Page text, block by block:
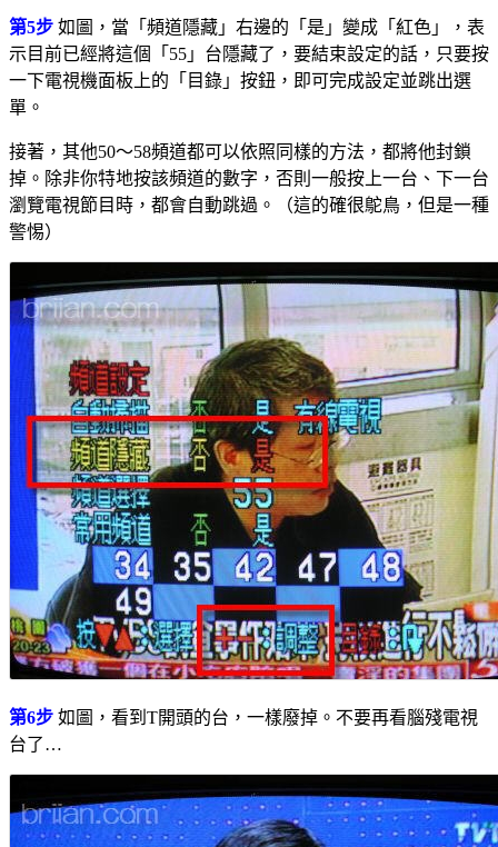
第5步 如圖，當「頻道隱藏」右邊的「是」變成「紅色」，表
示目前已經將這個「55」台隱藏了，要結束設定的話，只要按
一下電視機面板上的「目錄」按鈕，即可完成設定並跳出選
單。
接著，其他50～58頻道都可以依照同樣的方法，都將他封鎖
掉。除非你特地按該頻道的數字，否則一般按上一台、下一台
瀏覽電視節目時，都會自動跳過。（這的確很鴕鳥，但是一種
警惕）
第6步 如圖，看到T開頭的台，一樣廢掉。不要再看腦殘電視
台了…